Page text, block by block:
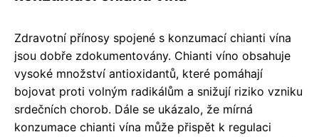
Zdravotní přínosy spojené s konzumací chianti vína
jsou dobře zdokumentovány. Chianti víno obsahuje
vysoké množství antioxidantů, které pomáhají
bojovat proti volným radikálům a snižují riziko vzniku
srdečních chorob. Dále se ukázalo, že mírná
konzumace chianti vína může přispět k regulaci